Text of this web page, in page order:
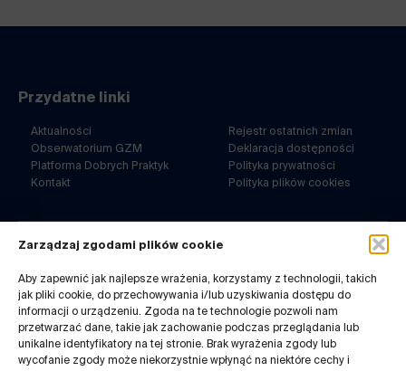
Zarządzaj zgodami plików cookie
Aby zapewnić jak najlepsze wrażenia, korzystamy z technologii, takich
jak pliki cookie, do przechowywania i/lub uzyskiwania dostępu do
informacji o urządzeniu. Zgoda na te technologie pozwoli nam
przetwarzać dane, takie jak zachowanie podczas przeglądania lub
unikalne identyfikatory na tej stronie. Brak wyrażenia zgody lub
wycofanie zgody może niekorzystnie wpłynąć na niektóre cechy i
40-053 Katowice
32 7180-767
pn-pt. 8-14
Kontakt do redakcji:
infogzm@metropoliagzm.pl
Przydatne linki
Aktualności
Obserwatorium GZM
Platforma Dobrych Praktyk
Kontakt
Rejestr ostatnich zmian
Deklaracja dostępności
Polityka prywatności
Polityka plików cookies